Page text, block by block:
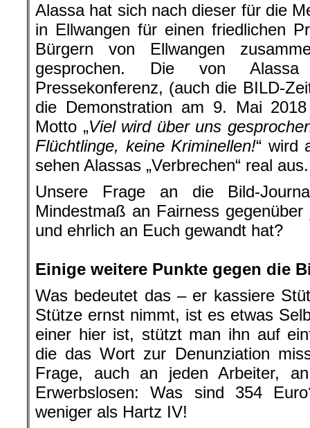
Alassa hat sich nach dieser für die
in Ellwangen für einen friedlichen
Bürgern von Ellwangen
gesprochen. Die von
Pressekonferenz, (auch die BILD-
die Demonstration am 9. Mai
Motto „Viel wird über uns
Flüchtlinge, keine Kriminellen!“ wird
sehen Alassas „Verbrechen“ real aus.
Unsere Frage an die Bild-
Mindestmaß an Fairness
und ehrlich an Euch gewandt hat?
Einige weitere Punkte gegen die
Was bedeutet das – er kassiere
Stütze ernst nimmt, ist es etwas
einer hier ist, stützt man ihn auf
die das Wort zur Denunziation
Frage, auch an jeden Arbeiter,
Erwerbslosen: Was sind 354
weniger als Hartz IV!